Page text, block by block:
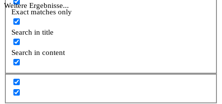
Weitere Ergebnisse...
Exact matches only
Search in title
Search in content